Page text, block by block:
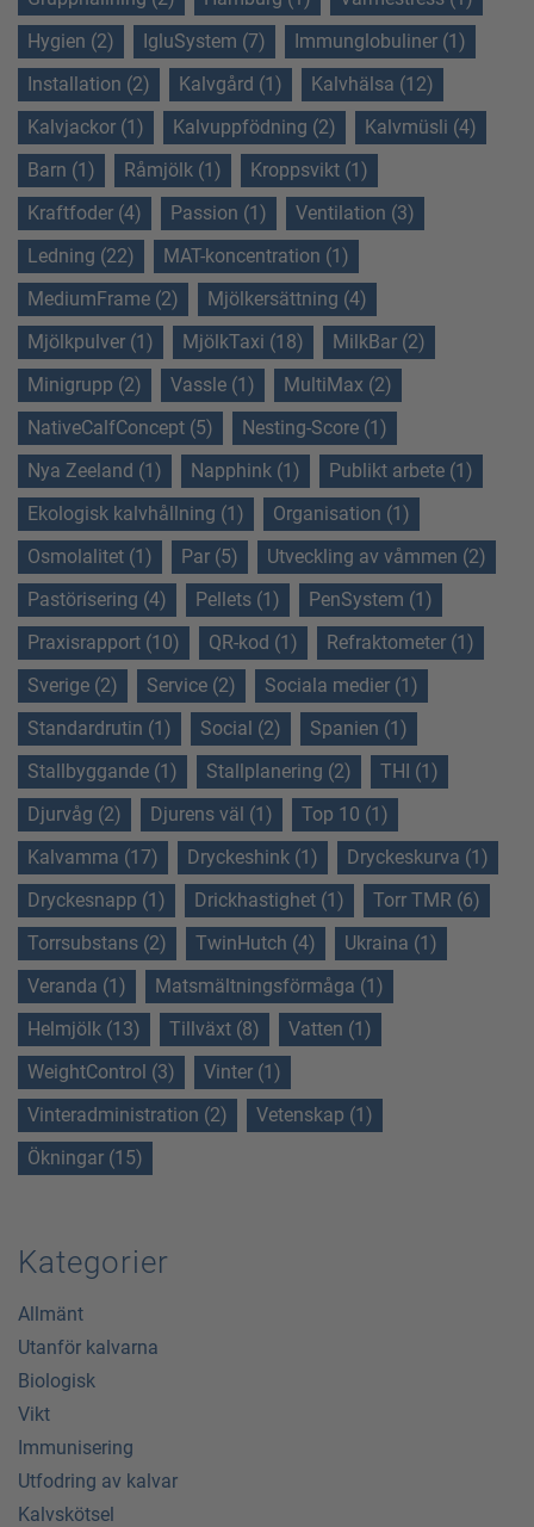
Hygien (2)
IgluSystem (7)
Immunglobuliner (1)
Installation (2)
Kalvgård (1)
Kalvhälsa (12)
Kalvjackor (1)
Kalvuppfödning (2)
Kalvmüsli (4)
Barn (1)
Råmjölk (1)
Kroppsvikt (1)
Kraftfoder (4)
Passion (1)
Ventilation (3)
Ledning (22)
MAT-koncentration (1)
MediumFrame (2)
Mjölkersättning (4)
Mjölkpulver (1)
MjölkTaxi (18)
MilkBar (2)
Minigrupp (2)
Vassle (1)
MultiMax (2)
NativeCalfConcept (5)
Nesting-Score (1)
Nya Zeeland (1)
Napphink (1)
Publikt arbete (1)
Ekologisk kalvhållning (1)
Organisation (1)
Osmolalitet (1)
Par (5)
Utveckling av våmmen (2)
Pastörisering (4)
Pellets (1)
PenSystem (1)
Praxisrapport (10)
QR-kod (1)
Refraktometer (1)
Sverige (2)
Service (2)
Sociala medier (1)
Standardrutin (1)
Social (2)
Spanien (1)
Stallbyggande (1)
Stallplanering (2)
THI (1)
Djurvåg (2)
Djurens väl (1)
Top 10 (1)
Kalvamma (17)
Dryckeshink (1)
Dryckeskurva (1)
Dryckesnapp (1)
Drickhastighet (1)
Torr TMR (6)
Torrsubstans (2)
TwinHutch (4)
Ukraina (1)
Veranda (1)
Matsmältningsförmåga (1)
Helmjölk (13)
Tillväxt (8)
Vatten (1)
WeightControl (3)
Vinter (1)
Vinteradministration (2)
Vetenskap (1)
Ökningar (15)
Kategorier
Allmänt
Utanför kalvarna
Biologisk
Vikt
Immunisering
Utfodring av kalvar
Kalvskötsel